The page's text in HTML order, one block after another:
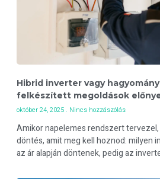
Hibrid inverter vagy
felkészített megoldások
október 24, 2025 Nincs hozzászólás
Amikor napelemes rendszert
döntés, amit meg kell hoznod: milyen
az ár alapján döntenek, pedig az